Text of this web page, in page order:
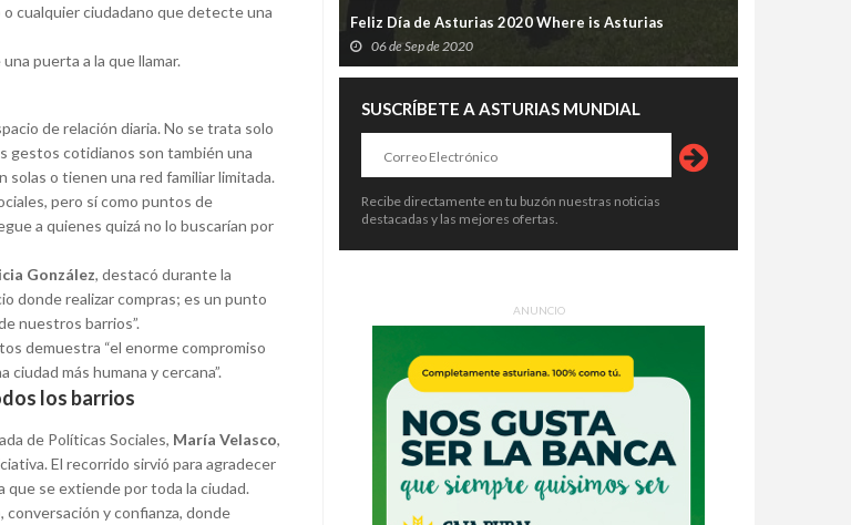
cualquier ciudadano que detecte una
puerta a la que llamar.
de relación diaria. No se trata solo
gestos cotidianos son también una
o tienen una red familiar limitada.
pero sí como puntos de
a quienes quizá no lo buscarían por
González, destacó durante la
donde realizar compras; es un punto
nuestros barrios”.
demuestra “el enorme compromiso
más humana y cercana”.
los barrios
de Políticas Sociales, María Velasco,
El recorrido sirvió para agradecer
que se extiende por toda la ciudad.
y confianza, donde
Feliz Día de Asturias 2020 Where is Asturias
06 de Sep de 2020
SUSCRÍBETE A ASTURIAS MUNDIAL
Recibe directamente en tu buzón nuestras noticias
destacadas y las mejores ofertas.
ANUNCIO